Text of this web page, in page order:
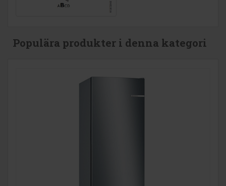
Populära produkter i denna kategori